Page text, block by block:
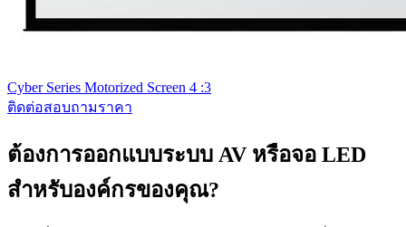
Cyber Series Motorized Screen 4 :3
ติดต่อสอบถามราคา
ต้องการออกแบบระบบ AV หรือจอ LED
สำหรับองค์กรของคุณ?